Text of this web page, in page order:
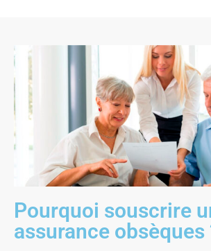
Pourquoi souscrire
assurance obsèques